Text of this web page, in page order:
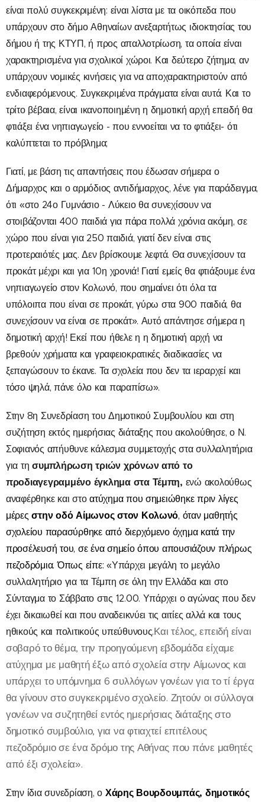
είναι πολύ συγκεκριμένη: είναι λίστα με τα οικόπεδα που
υπάρχουν στο δήμο Αθηναίων ανεξαρτήτως ιδιοκτησίας του
δήμου ή της ΚΤΥΠ, ή προς απαλλοτρίωση, τα οποία είναι
χαρακτηρισμένα για σχολικοί χώροι. Και δεύτερο ζήτημα, αν
υπάρχουν νομικές κινήσεις για να αποχαρακτηριστούν από
ενδιαφερόμενους. Συγκεκριμένα πράγματα είναι αυτά. Και το
τρίτο βέβαια, είναι ικανοποιημένη η δημοτική αρχή επειδή θα
φτιάξει ένα νηπιαγωγείο - που εννοείται να το φτιάξει- ότι
καλύπτεται το πρόβλημα;
Γιατί, με βάση τις απαντήσεις που έδωσαν σήμερα ο
Δήμαρχος και ο αρμόδιος αντιδήμαρχος, λένε για παράδειγμα,
ότι «στο 24ο Γυμνάσιο - Λύκειο θα συνεχίσουν να
στοιβάζονται 400 παιδιά για πάρα πολλά χρόνια ακόμη, σε
χώρο που είναι για 250 παιδιά, γιατί δεν είναι στις
προτεραιότές μας. Δεν βρίσκουμε λεφτά. Θα συνεχίσουν τα
προκάτ μέχρι και για 10η χρονιά! Γιατί εμείς θα φτιάξουμε ένα
νηπιαγωγείο στον Κολωνό, που σημαίνει ότι όλα τα
υπόλοιπα που είναι σε προκάτ, γύρω στα 900 παιδιά, θα
συνεχίσουν να είναι σε προκάτ». Αυτό απάντησε σήμερα η
δημοτική αρχή! Εκεί που ήθελε η η δημοτική αρχή να
βρεθούν χρήματα και γραφειοκρατικές διαδικασίες να
ξεπαγώσουν το έκανε. Τα σχολεία που δεν τα ιεραρχεί και
τόσο ψηλά, πάνε όλο και παραπίσω».
Στην 8η Συνεδρίαση του Δημοτικού Συμβουλίου και στη
συζήτηση εκτός ημερήσιας διάταξης που ακολούθησε, ο Ν.
Σοφιανός απήυθυνε κάλεσμα συμμετοχής στα συλλαλητήρια
για τησυμπλήρωση τριών χρόνων από το
προδιαγεγραμμένο έγκλημα στα Τέμπη, ενώ ακολούθως
αναφέρθηκε και στοατύχημα που σημειώθηκε πριν λίγες
μέρεςστην οδό Αίμωνος στον Κολωνό, όταν μαθητής
σχολείου παρασύρθηκε από διερχόμενο όχημα κατά την
προσέλευσή του, σε ένα σημείο όπου απουσιάζουν πλήρως
πεζοδρόμια. Όπως είπε:«Υπάρχει μεγάλη το μεγάλο
συλλαλητήριο για τα Τέμπη σε όλη την Ελλάδα και στο
Σύνταγμα το Σάββατο στις 12.00. Υπάρχει ο αγώνας που δεν
έχει δικαιωθεί και που αναδεικνύει τις αιτίες αλλά και τους
ηθικούς και πολιτικούς υπεύθυνους.Και τέλος, επειδή είναι
σοβαρό το θέμα, την προηγούμενη εβδομάδα είχαμε
ατύχημα με μαθητή έξω από σχολεία στην Αίμωνος και
υπάρχει το υπόμνημα 6 συλλόγων γονέων για το τί έργα
θα γίνουν στο συγκεκριμένο σχολείο. Ζητούν οι σύλλογοι
γονέων να συζητηθεί εντός ημερήσιας διάταξης στο
δημοτικό συμβούλιο, για να φτιαχτεί επιτέλους
πεζοδρόμιο σε ένα δρόμο της Αθήνας που πάνε μαθητές
από έξι σχολεία».
Στην ίδια συνεδρίαση, ο Χάρης Βουρδουμπάς, δημοτικός